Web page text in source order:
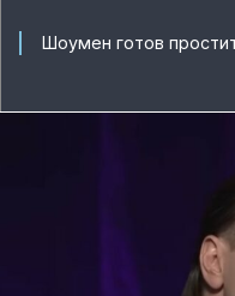
Шоумен готов